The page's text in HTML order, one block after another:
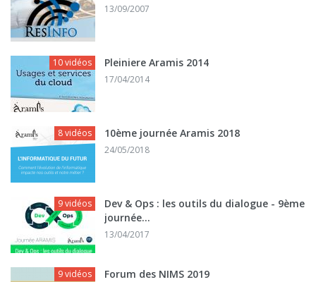
13/09/2007
10 vidéos Pleiniere Aramis 2014
17/04/2014
8 vidéos 10ème journée Aramis 2018
24/05/2018
9 vidéos
Dev & Ops : les outils du dialogue - 9ème
journée...
13/04/2017
9 vidéos Forum des NIMS 2019